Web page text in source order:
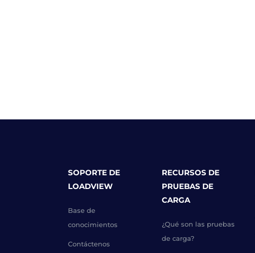
SOPORTE DE
LOADVIEW
Base de
conocimientos
Contáctenos
RECURSOS DE
PRUEBAS DE
CARGA
¿Qué son las pruebas
de carga?